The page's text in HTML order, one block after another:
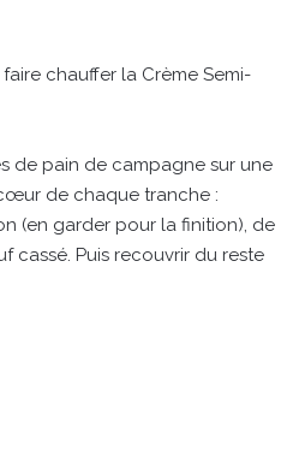
chauffer la Crème Semi-
de pain de campagne sur une
de chaque tranche :
(en garder pour la finition), de
cassé. Puis recouvrir du reste